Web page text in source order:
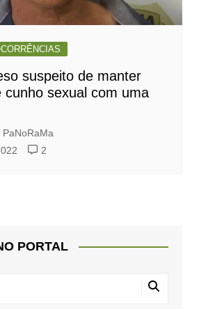
suspeito de manter
cunho sexual com uma
2
PORTAL